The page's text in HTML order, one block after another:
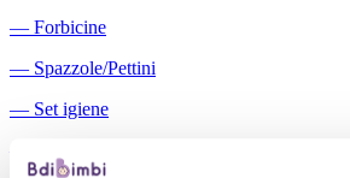
― Forbicine
― Spazzole/Pettini
― Set igiene